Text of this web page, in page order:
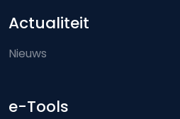
Actualiteit
Nieuws
e-Tools